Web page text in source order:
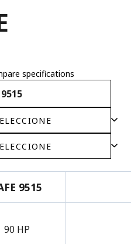
specifications
9515
9515
90 HP